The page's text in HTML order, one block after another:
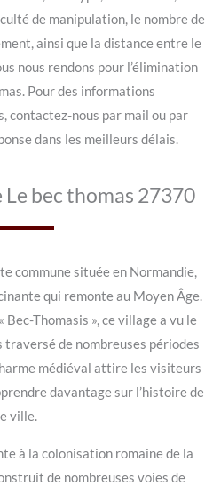
de manipulation, le nombre de
ainsi que la distance entre le
nous rendons pour l’élimination
Pour des informations
contactez-nous par mail ou par
dans les meilleurs délais.
bec thomas 27370
commune située en Normandie,
qui remonte au Moyen Âge.
Thomasis », ce village a vu le
traversé de nombreuses périodes
médiéval attire les visiteurs
davantage sur l’histoire de
ville.
à la colonisation romaine de la
de nombreuses voies de